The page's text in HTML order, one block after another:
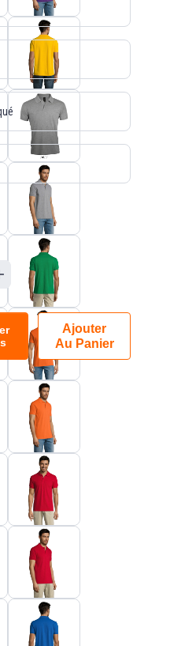
Ajouter
Au Panier